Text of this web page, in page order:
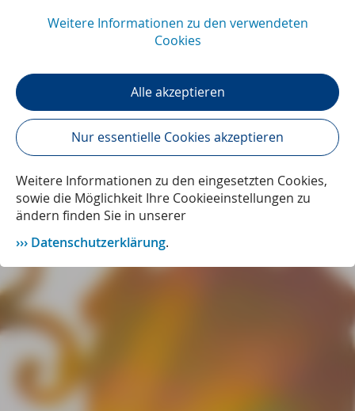
Weitere Informationen zu den verwendeten
Cookies
Alle akzeptieren
Nur essentielle Cookies akzeptieren
Weitere Informationen zu den eingesetzten Cookies,
sowie die Möglichkeit Ihre Cookieeinstellungen zu
ändern finden Sie in unserer
Datenschutzerklärung.